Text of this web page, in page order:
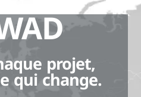
projet,
qui change.